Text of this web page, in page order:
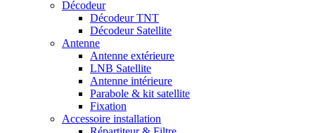
Décodeur
Décodeur TNT
Décodeur Satellite
Antenne
Antenne extérieure
LNB Satellite
Antenne intérieure
Parabole & kit satellite
Fixation
Accessoire installation